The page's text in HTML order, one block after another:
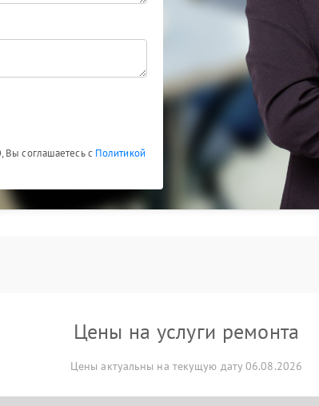
Вы соглашаетесь с Политикой
Цены на услуги ремонта
Цены актуальны на текущую дату 06.08.2026